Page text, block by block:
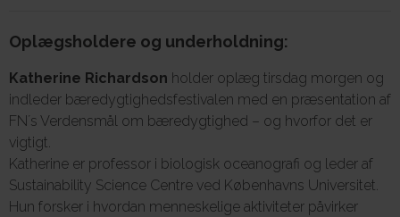
Om E.G.
Oplægsholdere og underholdning:
Katherine Richardson holder oplæg tirsdag morgen og
indleder bæredygtighedsfestivalen med en præsentation af
FN´s Verdensmål om bæredygtighed – og hvorfor det er
vigtigt.
Katherine er professor i biologisk oceanografi og leder af
Sustainability Science Centre ved Københavns Universitet.
Hun forsker i hvordan menneskelige aktiviteter påvirker